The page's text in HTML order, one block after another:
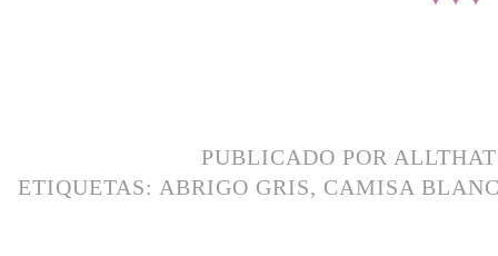
PUBLICADO POR
ETIQUETAS: ABRIGO GRIS, CAMISA